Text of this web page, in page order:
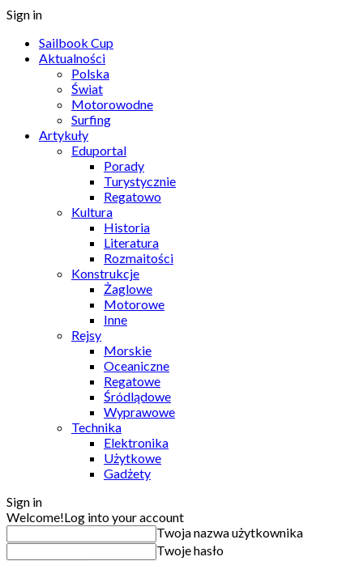
Sign in
Sailbook Cup
Aktualności
Polska
Świat
Motorowodne
Surfing
Artykuły
Eduportal
Porady
Turystycznie
Regatowo
Kultura
Historia
Literatura
Rozmaitości
Konstrukcje
Żaglowe
Motorowe
Inne
Rejsy
Morskie
Oceaniczne
Regatowe
Śródlądowe
Wyprawowe
Technika
Elektronika
Użytkowe
Gadżety
Sign in
Welcome!Log into your account
Twoja nazwa użytkownika
Twoje hasło